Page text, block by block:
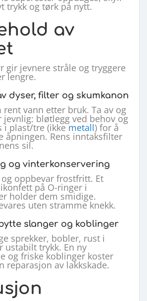
trykk og tørk på nytt.
av
gir jevnere stråle og tryggere
lengre.
dyser, filter og skumkanon
rent vann etter bruk. Ta av og
jevnlig: bløtlegg ved behov og
i plast/tre (ikkemetall) for å
åpningen. Rens inntaksfilter
sil.
og vinterkonservering
oppbevar frostfritt. Et
på O-ringer i
holder dem smidige.
uten stramme knekk.
slanger og koblinger
sprekker, bobler, rust i
ustabilt trykk. En ny
og friske koblinger koster
reparasjon av lakkskade.